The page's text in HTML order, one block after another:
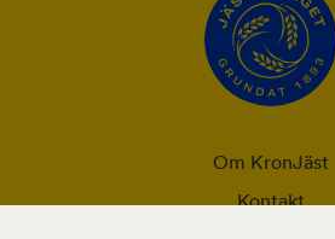
Om KronJäst
Kontakt